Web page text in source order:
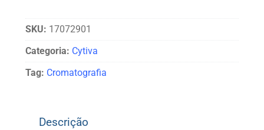
SKU: 17072901
Categoria: Cytiva
Tag: Cromatografia
Descrição